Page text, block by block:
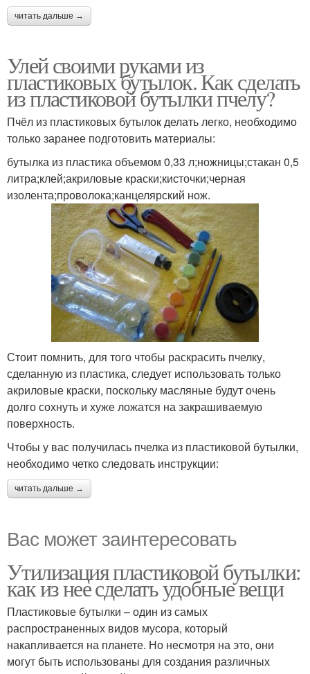
читать дальше →
Улей своими руками из
пластиковых бутылок. Как сделать
из пластиковой бутылки пчелу?
Пчёл из пластиковых бутылок делать легко, необходимо
только заранее подготовить материалы:
бутылка из пластика объемом 0,33 л;ножницы;стакан 0,5
литра;клей;акриловые краски;кисточки;черная
изолента;проволока;канцелярский нож.
Стоит помнить, для того чтобы раскрасить пчелку,
сделанную из пластика, следует использовать только
акриловые краски, поскольку масляные будут очень
долго сохнуть и хуже ложатся на закрашиваемую
поверхность.
Чтобы у вас получилась пчелка из пластиковой бутылки,
необходимо четко следовать инструкции:
читать дальше →
Вас может заинтересовать
Утилизация пластиковой бутылки:
как из нее сделать удобные вещи
Пластиковые бутылки – один из самых
распространенных видов мусора, который
накапливается на планете. Но несмотря на это, они
могут быть использованы для создания различных